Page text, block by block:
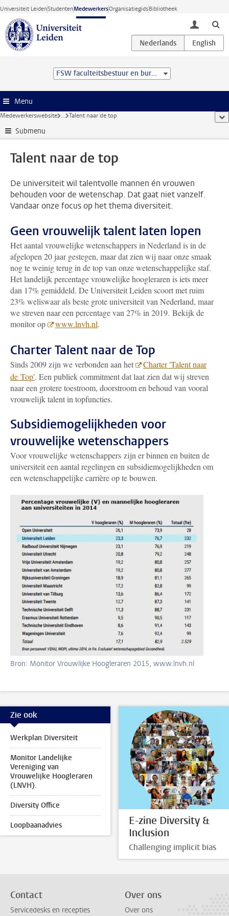
Ga direct naar de inhoud
Universiteit LeidenStudentenMedewerkersOrganisatiegidsBibliotheek
toggle
FSW faculteitsbestuur en bureau
Menu
Medewerkerswebsite ... Talent naar de top
Submenu
Talent naar de top
De universiteit wil talentvolle mannen én vrouwen
behouden voor de wetenschap. Dat gaat niet vanzelf.
Vandaar onze focus op het thema diversiteit.
Geen vrouwelijk talent laten lopen
Het aantal vrouwelijke wetenschappers in Nederland is in de
afgelopen 20 jaar gestegen, maar dat zien wij naar onze smaak
nog te weinig terug in de top van onze wetenschappelijke staf.
Het landelijk percentage vrouwelijke hoogleraren is iets meer
dan 17% gemiddeld. De Universiteit Leiden scoort met ruim
23% weliswaar als beste grote universiteit van Nederland, maar
we streven naar een percentage van 27% in 2019. Bekijk de
monitor op
www.lnvh.nl.
Charter Talent naar de Top
Sinds 2009 zijn we verbonden aan het
Charter 'Talent naar
de Top'. Een publiek commitment dat laat zien dat wij streven
naar een grotere toestroom, doorstroom en behoud van vooral
vrouwelijk talent in topfuncties.
Subsidiemogelijkheden voor
vrouwelijke wetenschappers
Voor vrouwelijke wetenschappers zijn er binnen en buiten de
universiteit een aantal regelingen en subsidiemogelijkheden om
een wetenschappelijke carrière op te bouwen.
Bron: Monitor Vrouwlijke Hoogleraren 2015, www.lnvh.nl
Zie ook
Werkplan Diversiteit
Monitor Landelijke
Vereniging van
Vrouwelijke Hoogleraren
(LNVH).
Diversity Office
Loopbaanadvies
E-zine Diversity &
Inclusion
Challenging implicit bias
Contact
Servicedesks en recepties
Over ons
Over ons